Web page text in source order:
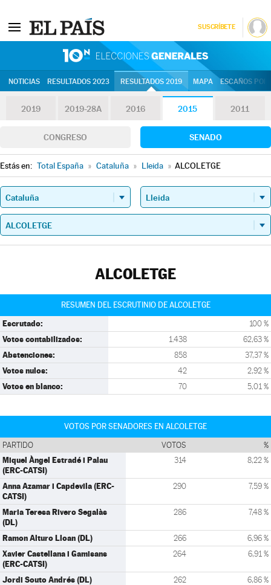
SUSCRÍBETE
NOTICIAS RESULTADOS 2023 RESULTADOS 2019 MAPA ESCAÑOS
2019 2019-28A 2016 2015 2011
CONGRESO SENADO
Estás en: Total España » Cataluña » Lleida » ALCOLETGE
ALCOLETGE
RESUMEN DEL ESCRUTINIO DE ALCOLETGE
Escrutado: 100 %
Votos contabilizados: 1.438 62,63 %
Abstenciones: 858 37,37 %
Votos nulos: 42 2,92 %
Votos en blanco: 70 5,01 %
VOTOS POR SENADORES EN ALCOLETGE
PARTIDO VOTOS %
Miquel Àngel Estradé i Palau
(ERC-CATSI)
314 8,22 %
Anna Azamar i Capdevila (ERC-
CATSI)
290 7,59 %
Maria Teresa Rivero Segalàs
(DL)
286 7,48 %
Ramon Alturo Lloan (DL) 266 6,96 %
Xavier Castellana i Gamisans
(ERC-CATSI)
264 6,91 %
Jordi Souto Andrés (DL) 262 6,86 %